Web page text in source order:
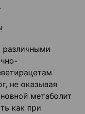
различными
не оказывая
метаболит
как при